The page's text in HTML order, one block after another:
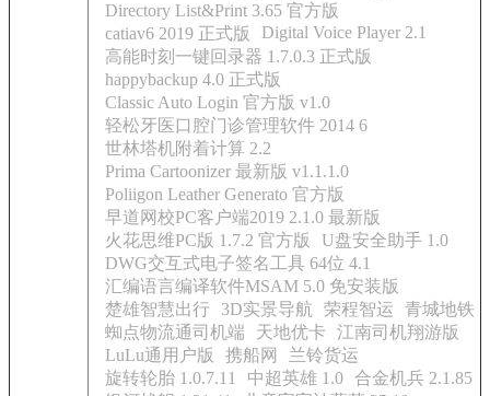
Directory List&Print 3.65 官方版
catiav6 2019 正式版
Digital Voice Player 2.1
高能时刻一键回录器 1.7.0.3 正式版
happybackup 4.0 正式版
Classic Auto Login 官方版 v1.0
轻松牙医口腔门诊管理软件 2014 6
世林塔机附着计算 2.2
Prima Cartoonizer 最新版 v1.1.1.0
Poliigon Leather Generato 官方版
早道网校PC客户端2019 2.1.0 最新版
火花思维PC版 1.7.2 官方版
U盘安全助手 1.0
DWG交互式电子签名工具 64位 4.1
汇编语言编译软件MSAM 5.0 免安装版
楚雄智慧出行
3D实景导航 荣程智运
青城地铁
蜘点物流通司机端
天地优卡
江南司机翔游版
LuLu通用户版
携船网
兰铃货运
旋转轮胎 1.0.7.11
中超英雄 1.0 合金机兵 2.1.85